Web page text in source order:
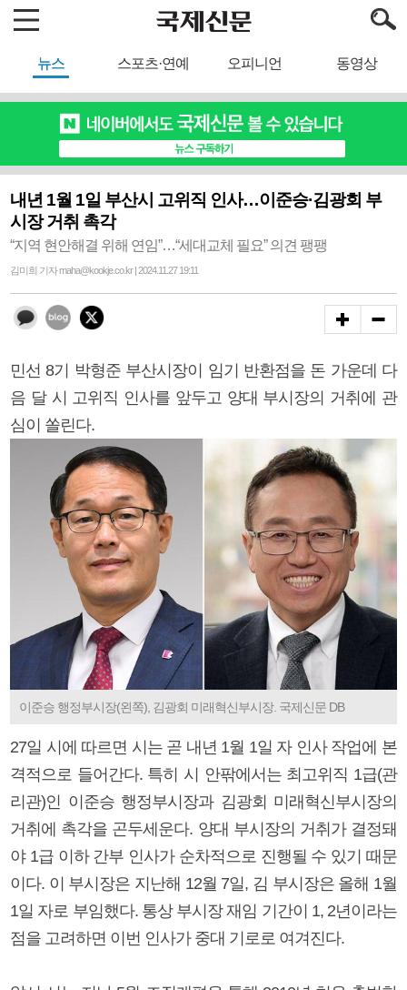
뉴스 스포츠·연예 오피니언 동영상
내년 1월 1일 부산시 고위직 인사…이준승·김광회 부
시장 거취 촉각
“지역 현안해결 위해 연임”…“세대교체 필요” 의견 팽팽
김미희 기자 maha@kookje.co.kr | 2024.11.27 19:11
민선 8기 박형준 부산시장이 임기 반환점을 돈 가운데 다
음 달 시 고위직 인사를 앞두고 양대 부시장의 거취에 관
심이 쏠린다.
이준승 행정부시장(왼쪽), 김광회 미래혁신부시장. 국제신문 DB
27일 시에 따르면 시는 곧 내년 1월 1일 자 인사 작업에 본
격적으로 들어간다. 특히 시 안팎에서는 최고위직 1급(관
리관)인 이준승 행정부시장과 김광회 미래혁신부시장의
거취에 촉각을 곤두세운다. 양대 부시장의 거취가 결정돼
야 1급 이하 간부 인사가 순차적으로 진행될 수 있기 때문
이다. 이 부시장은 지난해 12월 7일, 김 부시장은 올해 1월
1일 자로 부임했다. 통상 부시장 재임 기간이 1, 2년이라는
점을 고려하면 이번 인사가 중대 기로로 여겨진다.